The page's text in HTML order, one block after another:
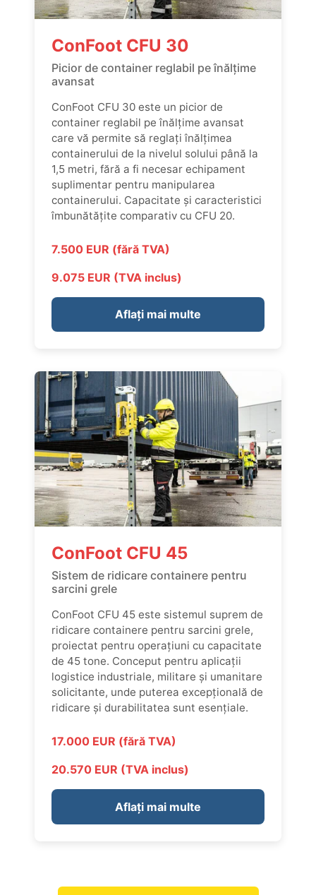
ConFoot CFU 30
Picior de container reglabil pe înălțime
avansat
ConFoot CFU 30 este un picior de
container reglabil pe înălțime avansat
care vă permite să reglați înălțimea
containerului de la nivelul solului până la
1,5 metri, fără a fi necesar echipament
suplimentar pentru manipularea
containerului. Capacitate și caracteristici
îmbunătățite comparativ cu CFU 20.
7.500 EUR (fără TVA)
9.075 EUR (TVA inclus)
Aflați mai multe
ConFoot CFU 45
Sistem de ridicare containere pentru
sarcini grele
ConFoot CFU 45 este sistemul suprem de
ridicare containere pentru sarcini grele,
proiectat pentru operațiuni cu capacitate
de 45 tone. Conceput pentru aplicații
logistice industriale, militare și umanitare
solicitante, unde puterea excepțională de
ridicare și durabilitatea sunt esențiale.
17.000 EUR (fără TVA)
20.570 EUR (TVA inclus)
Aflați mai multe